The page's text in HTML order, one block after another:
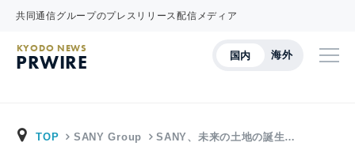
共同通信グループのプレスリリース配信メディア
国内 海外
KYODO NEWS
PRWIRE
TOP SANY Group SANY、未来の土地の誕生…